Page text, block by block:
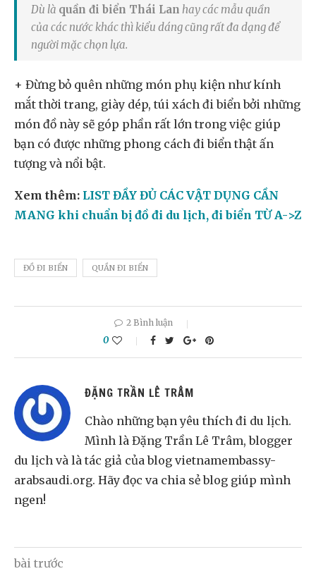
Dù là quần đi biển Thái Lan hay các mẫu quần
của các nước khác thì kiểu dáng cũng rất đa dạng để
người mặc chọn lựa.
+ Đừng bỏ quên những món phụ kiện như kính
mắt thời trang, giày dép, túi xách đi biển bởi những
món đồ này sẽ góp phần rất lớn trong việc giúp
bạn có được những phong cách đi biển thật ấn
tượng và nổi bật.
Xem thêm: LIST ĐẦY ĐỦ CÁC VẬT DỤNG CẦN
MANG khi chuẩn bị đồ đi du lịch, đi biển TỪ A->Z
ĐỒ ĐI BIỂN QUẦN ĐI BIỂN
2 Bình luận
0
ĐẶNG TRẦN LÊ TRÂM
Chào những bạn yêu thích đi du lịch.
Mình là Đặng Trần Lê Trâm, blogger
du lịch và là tác giả của blog vietnamembassy-
arabsaudi.org. Hãy đọc va chia sẻ blog giúp mình
ngen!
bài trước